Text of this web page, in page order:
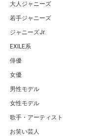
大人ジャニーズ
若手ジャニーズ
ジャニーズJr.
EXILE系
俳優
女優
男性モデル
女性モデル
歌手・アーティスト
お笑い芸人